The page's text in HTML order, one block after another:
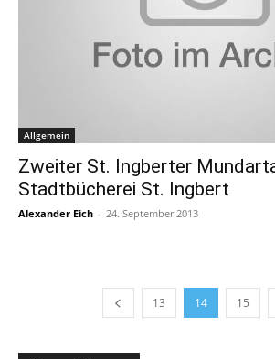
Allgemein
Zweiter St. Ingberter
Stadtbücherei St. Ingbert
Alexander Eich - 24. September 2013
13 14 15